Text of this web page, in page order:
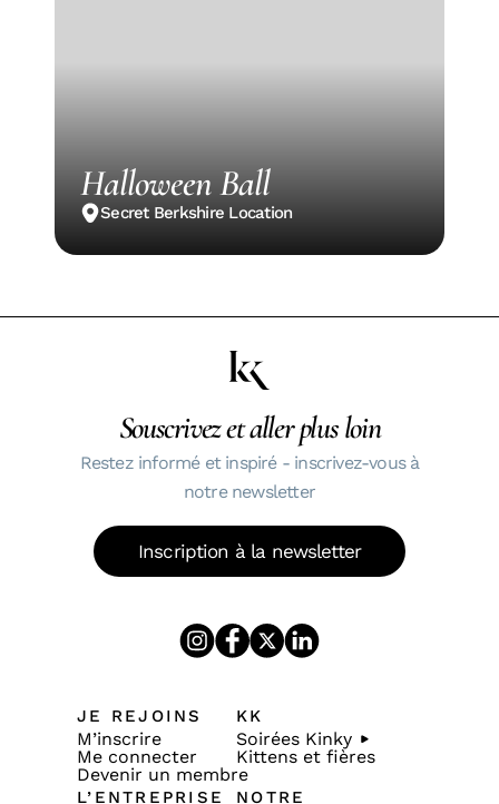
Halloween Ball
Secret Berkshire Location
Souscrivez et aller plus loin
Restez informé et inspiré - inscrivez-vous à
notre newsletter
Inscription à la newsletter
JE REJOINS
M’inscrire
Me connecter
Devenir un membre
KK
Soirées Kinky
Kittens et fières
L’ENTREPRISE NOTRE